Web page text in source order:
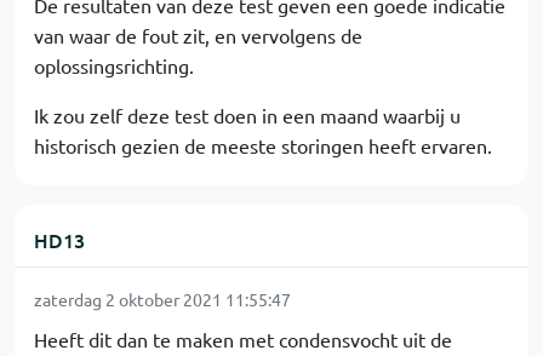
De resultaten van deze test geven een goede indicatie
van waar de fout zit, en vervolgens de
oplossingsrichting.
Ik zou zelf deze test doen in een maand waarbij u
historisch gezien de meeste storingen heeft ervaren.
HD13
zaterdag 2 oktober 2021 11:55:47
Heeft dit dan te maken met condensvocht uit de